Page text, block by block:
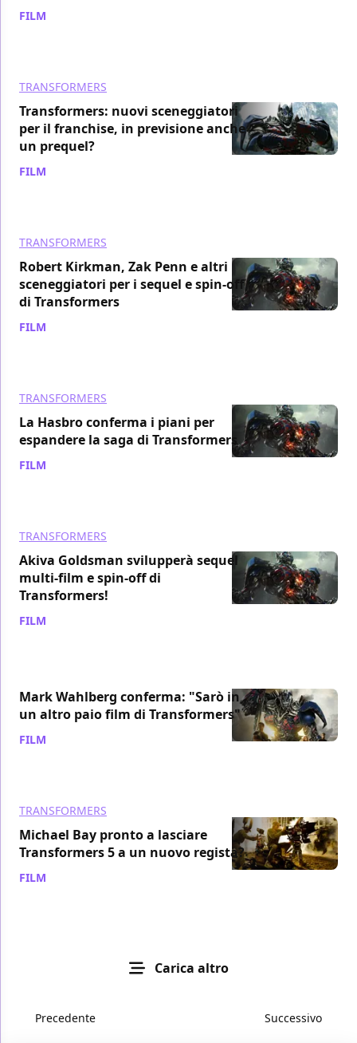
FILM
TRANSFORMERS
Transformers: nuovi sceneggiatori
per il franchise, in previsione anche
un prequel?
FILM
TRANSFORMERS
Robert Kirkman, Zak Penn e altri
sceneggiatori per i sequel e spin-off
di Transformers
FILM
TRANSFORMERS
La Hasbro conferma i piani per
espandere la saga di Transformers
FILM
TRANSFORMERS
Akiva Goldsman svilupperà sequel
multi-film e spin-off di
Transformers!
FILM
Mark Wahlberg conferma: "Sarò in
un altro paio film di Transformers"
FILM
TRANSFORMERS
Michael Bay pronto a lasciare
Transformers 5 a un nuovo regista?
FILM
Carica altro
Precedente Successivo